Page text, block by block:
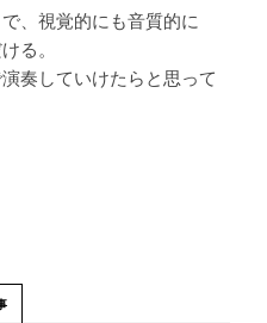
、視覚的にも音質的に
る。
奏していけたらと思って